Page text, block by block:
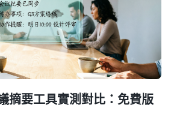
摘要工具實測對比：免費版